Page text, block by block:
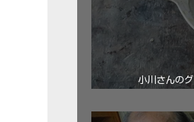
小川さんの